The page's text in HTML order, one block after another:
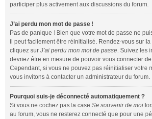
participer plus activement aux discussions du forum.
J’ai perdu mon mot de passe !
Pas de panique ! Bien que votre mot de passe ne
il peut facilement être réinitialisé. Rendez-vous sur
cliquez sur J’ai perdu mon mot de passe. Suivez les
devriez être en mesure de pouvoir vous connecter
Cependant, si vous ne pouvez pas réinitialiser votre
vous invitons à contacter un administrateur du forum.
Pourquoi suis-je déconnecté automatiquement ?
Si vous ne cochez pas la case Se souvenir de moi
au forum, vous ne resterez connecté que pour une